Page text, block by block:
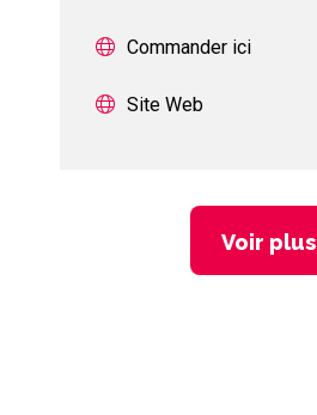
Commander ici
Site Web
Voir plus